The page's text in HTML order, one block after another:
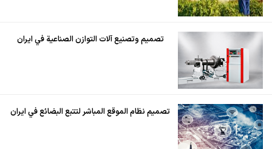
تصميم وتصنيع آلات التوازن الصناعية في ايران
تصميم نظام الموقع المباشر لتتبع البضائع في ايران